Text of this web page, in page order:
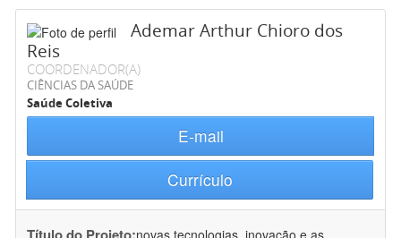
Ademar Arthur Chioro dos
Reis
COORDENADOR(A)
CIÊNCIAS DA SAÚDE
Saúde Coletiva
E-mail
Currículo